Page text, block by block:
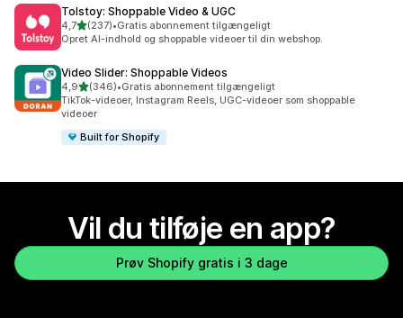
Tolstoy: Shoppable Video & UGC
4,7ud af 5 stjerner
(237)
237 anmeldelser i alt
•Gratis abonnement tilgængeligt
Opret AI-indhold og shoppable videoer til din webshop.
Video Slider: Shoppable Videos
4,9ud af 5 stjerner
(346)
346 anmeldelser i alt
•Gratis abonnement tilgængeligt
TikTok-videoer, Instagram Reels, UGC-videoer som shoppable
videoer
Built for Shopify
Vil du tilføje en app?
Prøv Shopify gratis i 3 dage